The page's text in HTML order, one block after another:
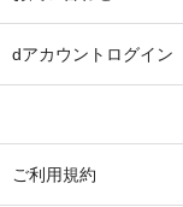
dアカウントログイン
ご利用規約